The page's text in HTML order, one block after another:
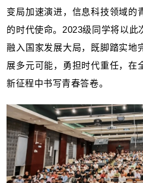
变局加速演进，信息科技领域的
的时代使命。2023级同学将以此
融入国家发展大局，既脚踏实地
展多元可能，勇担时代重任，在
新征程中书写青春答卷。